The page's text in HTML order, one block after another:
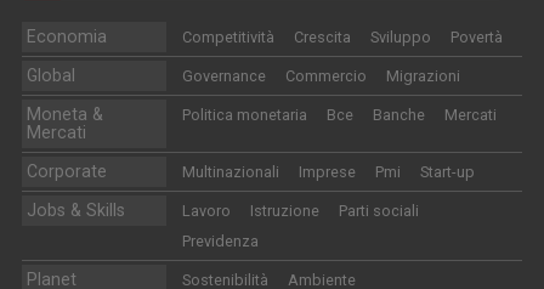
Economia Competitività Crescita Sviluppo Povertà
Global Governance Commercio Migrazioni
Moneta &
Mercati
Politica monetaria Bce Banche Mercati
Corporate Multinazionali Imprese Pmi Start-up
Jobs & Skills Lavoro Istruzione
Parti sociali
Previdenza
Planet Sostenibilità Ambiente